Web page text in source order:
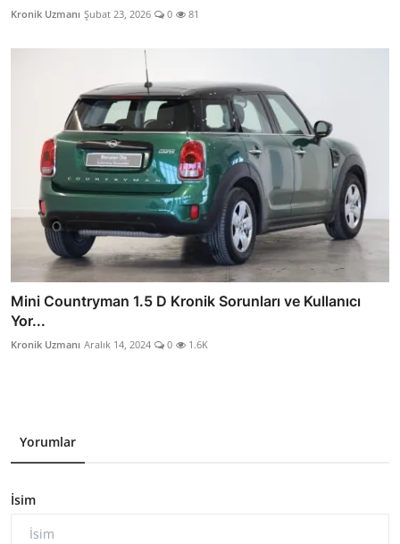
Kronik Uzmanı Şubat 23, 2026 0 81
Mini Countryman 1.5 D Kronik Sorunları ve Kullanıcı
Yor...
Kronik Uzmanı Aralık 14, 2024 0 1.6K
Yorumlar
İsim